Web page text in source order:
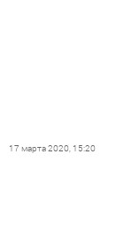
17 марта 2020, 15:20